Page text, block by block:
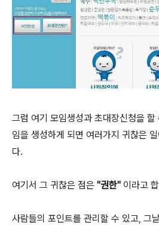
그럼 여기 모임생성과 초대장신청을
임을 생성하게 되면 여러가지 귀찮은
다.
여기서 그 귀찮은 점은 "권한" 이라고
사람들의 포인트를 관리할 수 있고, 그